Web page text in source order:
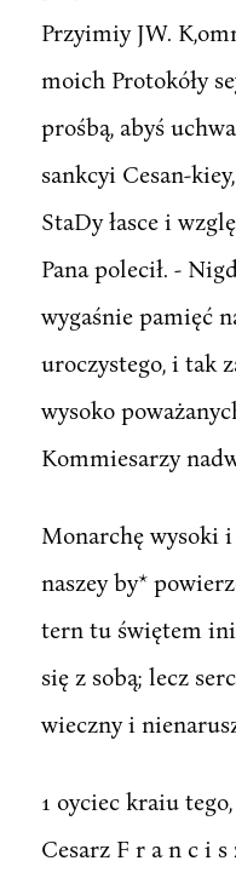
Przyimiy JW.
moich Protokóły
prośbą, abyś
sankcyi Cesan-
StaDy łasce i
Pana polecił. -
wygaśnie pamięć
uroczystego, i tak
wysoko
Kommiesarzy
Monarchę wysoki i
naszey by*
tern tu świętem
się z sobą; lecz
wieczny i
1 oyciec kraiu
Cesarz F r a n c i